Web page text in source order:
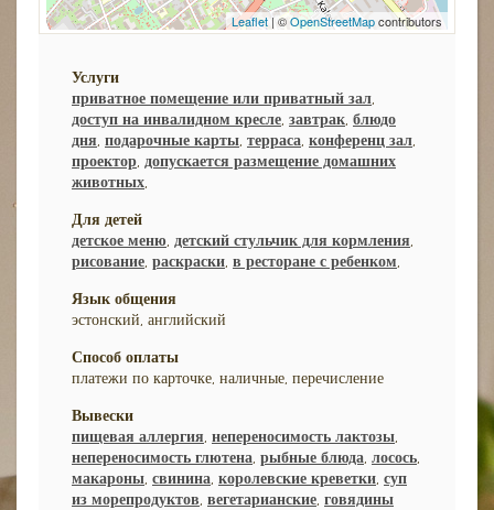
Leaflet | ©OpenStreetMapcontributors
Услуги
приватное помещение или приватный зал,
доступ на инвалидном кресле, завтрак, блюдо
дня, подарочные карты, терраса, конференц зал,
проектор, допускается размещение домашних
животных,
Для детей
детское меню, детский стульчик для кормления,
рисование, раскраски, в ресторане с ребенком,
Язык общения
эстонский, английский
Способ оплаты
платежи по карточке, наличные, перечисление
Вывески
пищевая аллергия, непереносимость лактозы,
непереносимость глютена, рыбные блюда, лосось,
макароны, свинина, королевские креветки, суп
из морепродуктов, вегетарианские, говядины